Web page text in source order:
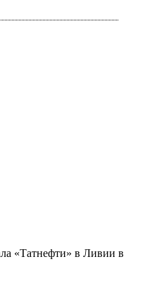
«Татнефти» в Ливии в